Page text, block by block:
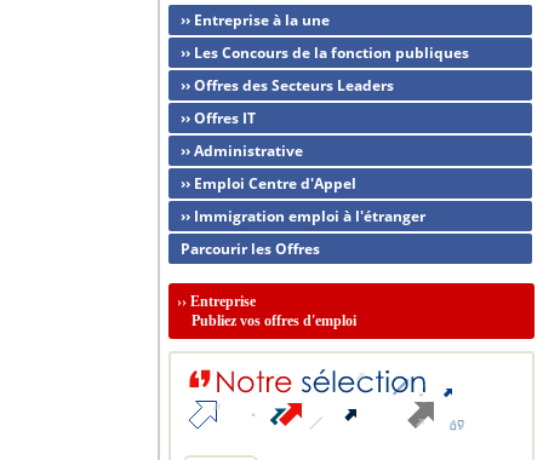
›› Entreprise à la une
›› Les Concours de la fonction publiques
›› Offres des Secteurs Leaders
›› Offres IT
›› Administrative
›› Emploi Centre d'Appel
›› Immigration emploi à l'étranger
Parcourir les Offres
›› Entreprise
Publiez vos offres d'emploi